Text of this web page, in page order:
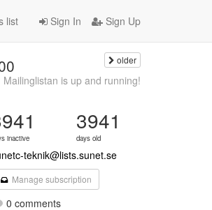
Sign In Sign Up
list
older
Mailinglistan is up and running!
inactive
3941
days old
teknik@lists.sunet.se
Manage subscription
0 comments